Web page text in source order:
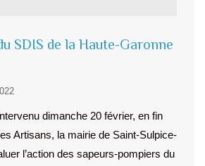
SDIS de la Haute-Garonne
dimanche 20 février, en fin
Artisans, la mairie de Saint-Sulpice-
l’action des sapeurs-pompiers du